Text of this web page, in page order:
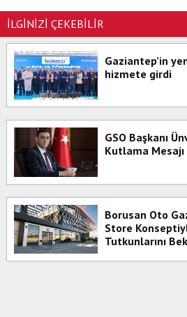
İLGİNİZİ ÇEKEBİLİR
Gaziantep’in
hizmete girdi
GSO Başkanı
Kutlama Mesajı
Borusan Oto
Store
Tutkunlarını